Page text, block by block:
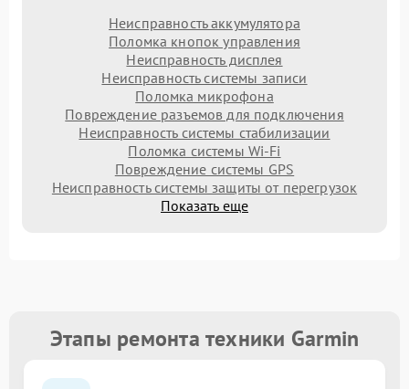
Неисправность аккумулятора
Поломка кнопок управления
Неисправность дисплея
Неисправность системы записи
Поломка микрофона
Повреждение разъемов для подключения
Неисправность системы стабилизации
Поломка системы Wi-Fi
Повреждение системы GPS
Неисправность системы защиты от перегрузок
Показать еще
Этапы ремонта техники Garmin